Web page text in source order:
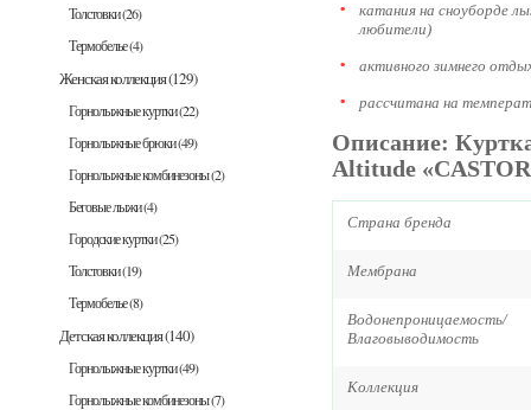
Толстовки(26)
Термобелье(4)
Женская коллекция(129)
Горнолыжные куртки(22)
Горнолыжные брюки(49)
Горнолыжные комбинезоны(2)
Беговые лыжи(4)
Городские куртки(25)
Толстовки(19)
Термобелье(8)
Детская коллекция(140)
Горнолыжные куртки(49)
Горнолыжные комбинезоны(7)
катания на сноуборде
любители)
активного зимнего
рассчитана на
Описание:
Altitude
Страна бренда
Мембрана
Водонепроницаемость/
Влаговыводимость
Коллекция